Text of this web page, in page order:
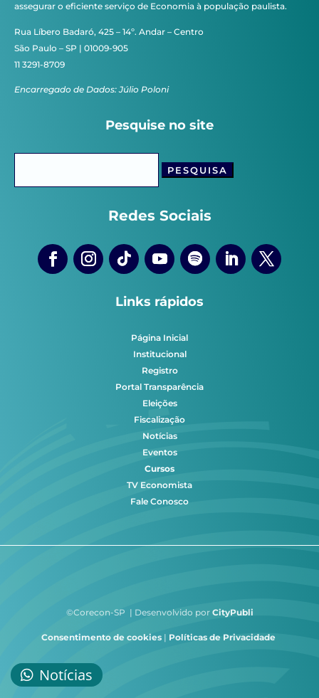
assegurar o eficiente serviço de Economia à população paulista.
Rua Líbero Badaró, 425 – 14º. Andar – Centro
São Paulo – SP | 01009-905
11 3291-8709
Encarregado de Dados: Júlio Poloni
Pesquise no site
Redes Sociais
Links rápidos
Página Inicial
Institucional
Registro
Portal Transparência
Eleições
Fiscalização
Notícias
Eventos
Cursos
TV Economista
Fale Conosco
©Corecon-SP | Desenvolvido por CityPubli
Consentimento de cookies | Políticas de Privacidade
Notícias